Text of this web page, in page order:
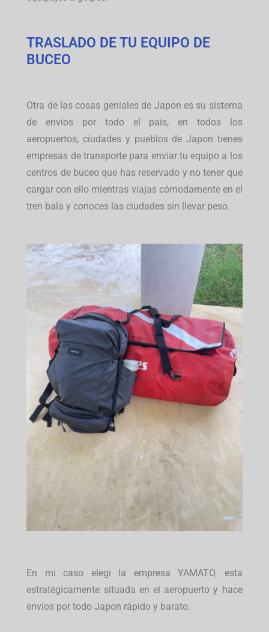
TRASLADO DE TU EQUIPO DE
BUCEO
Otra de las cosas geniales de Japon es su sistema
de envíos por todo el pais, en todos los
aeropuertos, ciudades y pueblos de Japon tienes
empresas de transporte para enviar tu equipo a los
centros de buceo que has reservado y no tener que
cargar con ello mientras viajas cómodamente en el
tren bala y conoces las ciudades sin llevar peso.
En mi caso elegi la empresa YAMATO, esta
estratégicamente situada en el aeropuerto y hace
envíos por todo Japon rápido y barato.